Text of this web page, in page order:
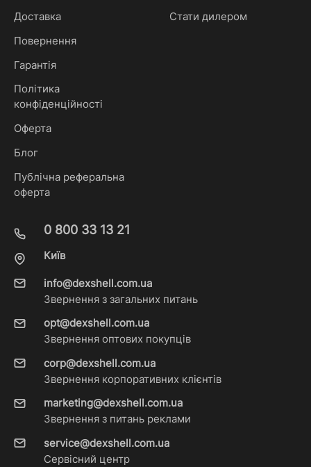
Доставка
Повернення
Гарантія
Політика
конфіденційності
Оферта
Блог
Публічна реферальна
оферта
Стати дилером
0 800 33 13 21
Київ
info@dexshell.com.ua
Звернення з загальних питань
opt@dexshell.com.ua
Звернення оптових покупців
corp@dexshell.com.ua
Звернення корпоративних клієнтів
marketing@dexshell.com.ua
Звернення з питань реклами
service@dexshell.com.ua
Сервісний центр